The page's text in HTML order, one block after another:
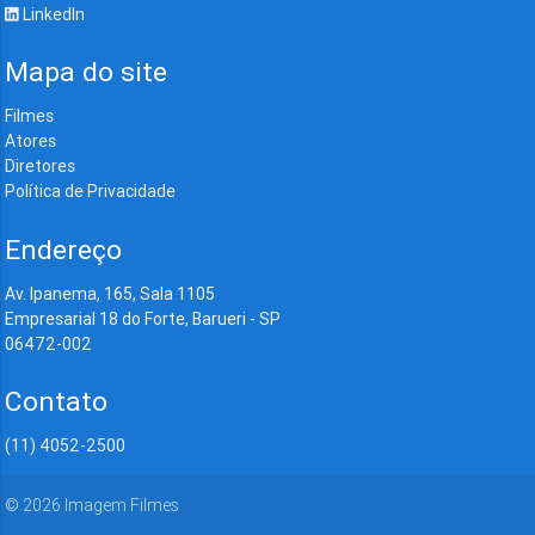
LinkedIn
Mapa do site
Filmes
Atores
Diretores
Política de Privacidade
Endereço
Av. Ipanema, 165, Sala 1105
Empresarial 18 do Forte, Barueri - SP
06472-002
Contato
(11) 4052-2500
© 2026 Imagem Filmes